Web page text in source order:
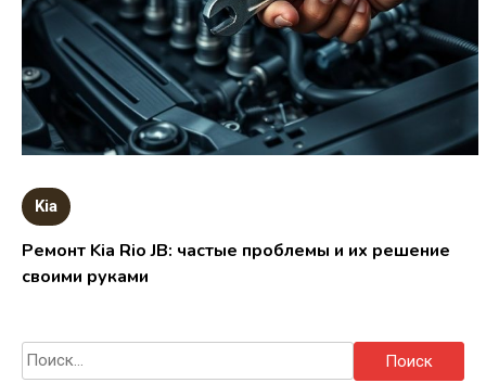
Kia
Ремонт Kia Rio JB: частые проблемы и их решение
своими руками
Найти: